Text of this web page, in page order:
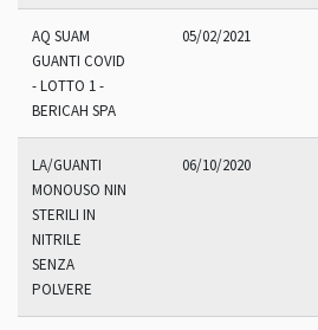
AQ SUAM
GUANTI COVID
- LOTTO 1 -
BERICAH SPA
05/02/2021
LA/GUANTI
MONOUSO NIN
STERILI IN
NITRILE
SENZA
POLVERE
06/10/2020